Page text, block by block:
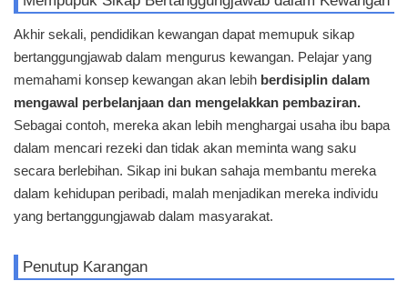
Akhir sekali, pendidikan kewangan dapat memupuk sikap
bertanggungjawab dalam mengurus kewangan. Pelajar yang
memahami konsep kewangan akan lebih berdisiplin dalam
mengawal perbelanjaan dan mengelakkan pembaziran.
Sebagai contoh, mereka akan lebih menghargai usaha ibu bapa
dalam mencari rezeki dan tidak akan meminta wang saku
secara berlebihan. Sikap ini bukan sahaja membantu mereka
dalam kehidupan peribadi, malah menjadikan mereka individu
yang bertanggungjawab dalam masyarakat.
Penutup Karangan